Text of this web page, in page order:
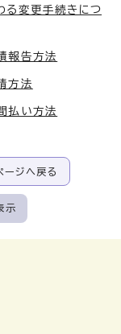
る変更手続きにつ
報告方法
方法
払い方法
ージへ戻る
示